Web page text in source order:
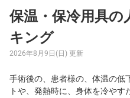
保温・保冷用具の
キング
2026年8月9日(日) 更新
手術後の、患者様の、体温の低
トや、発熱時に、身体を冷やす